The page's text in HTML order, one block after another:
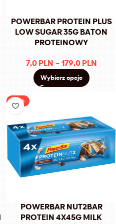
POWERBAR PROTEIN PLUS
LOW SUGAR 35G BATON
PROTEINOWY
7,0 PLN – 179,0 PLN
Wybierz opcje
-37%
POWERBAR NUT2BAR
PROTEIN 4X45G MILK